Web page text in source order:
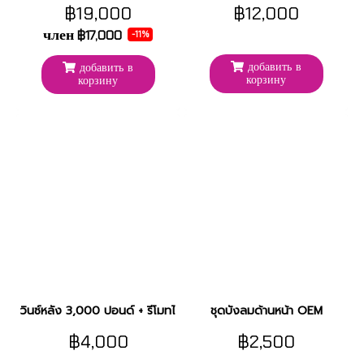
฿19,000
член฿17,000 -11%
добавить в
корзину
฿12,000
добавить в
корзину
วินซ์หลัง 3,000 ปอนด์ + รีโมทไร้สาย
฿4,000
ชุดบังลมด้านหน้า OEM
฿2,500